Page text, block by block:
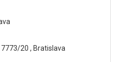
20 , Bratislava